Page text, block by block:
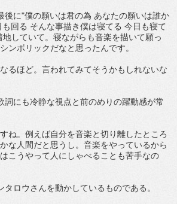
後に"僕の願いは君の為 あなたの願いは誰か
回る そんな事描き僕は寝てる 今日も寝て
していて。寝ながらも音楽を描いて願っ
ンボリックだなと思ったんです。
るほど。言われてみてそうかもしれないな
詞にも冷静な視点と前のめりの躍動感が常
ね。例えば自分を音楽と切り離したところ
な人間だと思うし。音楽をやっているから
こうやって人にしゃべることも苦手なの
ロウさんを動かしているものである。